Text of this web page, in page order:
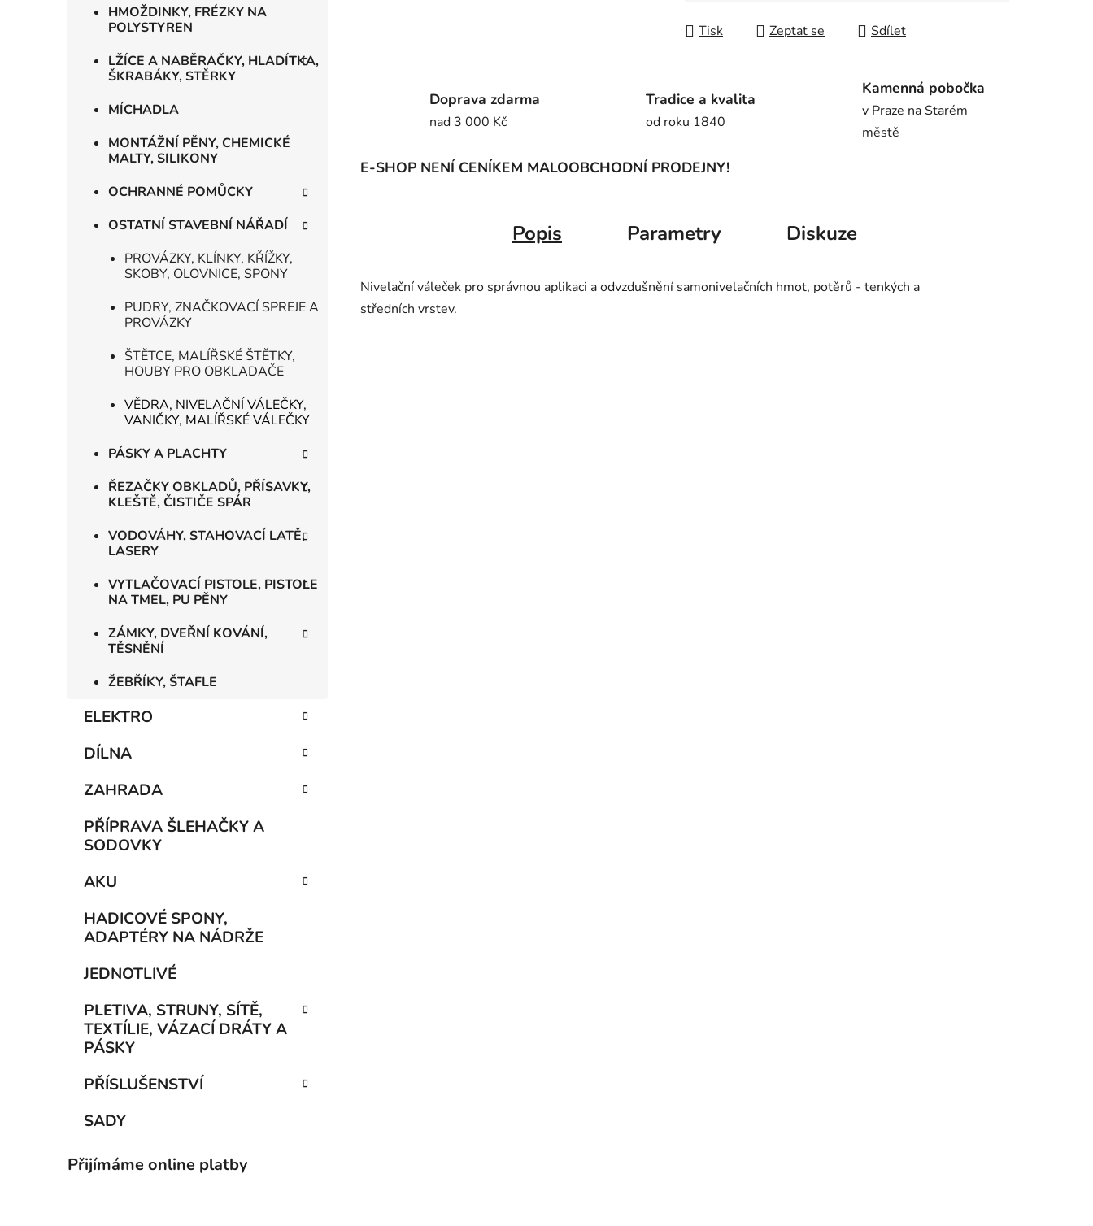
HMOŽDINKY, FRÉZKY NA
POLYSTYREN
LŽÍCE A NABĚRAČKY, HLADÍTKA,
ŠKRABÁKY, STĚRKY
MÍCHADLA
MONTÁŽNÍ PĚNY, CHEMICKÉ
MALTY, SILIKONY
OCHRANNÉ POMŮCKY
OSTATNÍ STAVEBNÍ NÁŘADÍ
PROVÁZKY, KLÍNKY, KŘÍŽKY,
SKOBY, OLOVNICE, SPONY
PUDRY, ZNAČKOVACÍ SPREJE A
PROVÁZKY
ŠTĚTCE, MALÍŘSKÉ ŠTĚTKY,
HOUBY PRO OBKLADAČE
VĚDRA, NIVELAČNÍ VÁLEČKY,
VANIČKY, MALÍŘSKÉ VÁLEČKY
PÁSKY A PLACHTY
ŘEZAČKY OBKLADŮ, PŘÍSAVKY,
KLEŠTĚ, ČISTIČE SPÁR
VODOVÁHY, STAHOVACÍ LATĚ,
LASERY
VYTLAČOVACÍ PISTOLE, PISTOLE
NA TMEL, PU PĚNY
ZÁMKY, DVEŘNÍ KOVÁNÍ,
TĚSNĚNÍ
ŽEBŘÍKY, ŠTAFLE
ELEKTRO
DÍLNA
ZAHRADA
PŘÍPRAVA ŠLEHAČKY A
SODOVKY
AKU
HADICOVÉ SPONY,
ADAPTÉRY NA NÁDRŽE
JEDNOTLIVÉ
PLETIVA, STRUNY, SÍTĚ,
TEXTÍLIE, VÁZACÍ DRÁTY A
PÁSKY
PŘÍSLUŠENSTVÍ
SADY
Přijímáme online platby
Tisk Zeptat se Sdílet
Doprava zdarma
nad 3 000 Kč
Tradice a kvalita
od roku 1840
Kamenná pobočka
v Praze na Starém
městě
E-SHOP NENÍ CENÍKEM MALOOBCHODNÍ PRODEJNY!
Popis Parametry Diskuze
Nivelační váleček pro správnou aplikaci a odvzdušnění samonivelačních hmot, potěrů - tenkých a
středních vrstev.